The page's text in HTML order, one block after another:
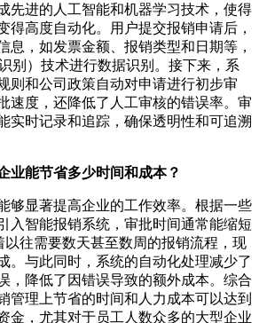
先进的人工智能和机器学习技术，使得
得高度自动化。用户提交报销申请后，
息，如发票金额、报销类型和日期等，
别）技术进行数据识别。接下来，系
则和公司政策自动对申请进行初步审
速度，还降低了人工审核的错误率。审
实时记录和追踪，确保透明性和可追溯
业能节省多少时间和成本？
够显著提高企业的工作效率。根据一些
入智能报销系统，审批时间通常能缩短
以往需要数天甚至数周的报销流程，现
。与此同时，系统的自动化处理减少了
，降低了因错误导致的额外成本。综合
管理上节省的时间和人力成本可以达到
金，尤其对于员工人数众多的大型企业